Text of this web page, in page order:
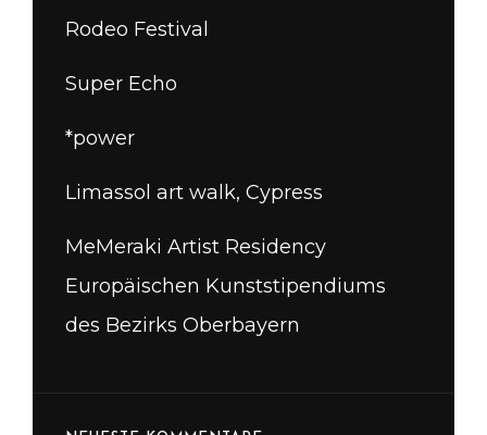
Rodeo Festival
Super Echo
*power
Limassol art walk, Cypress
MeMeraki Artist Residency
Europäischen Kunststipendiums
des Bezirks Oberbayern